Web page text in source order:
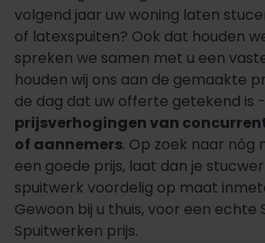
volgend jaar uw woning laten
of latexspuiten? Ook dat houden
spreken we samen met u een
houden wij ons aan de gemaakte
de dag dat uw offerte getekend is -
prijsverhogingen van
of aannemers. Op zoek naar nóg
een goede prijs, laat dan je
spuitwerk voordelig op maat
Gewoon bij u thuis, voor een echte
Spuitwerken prijs.